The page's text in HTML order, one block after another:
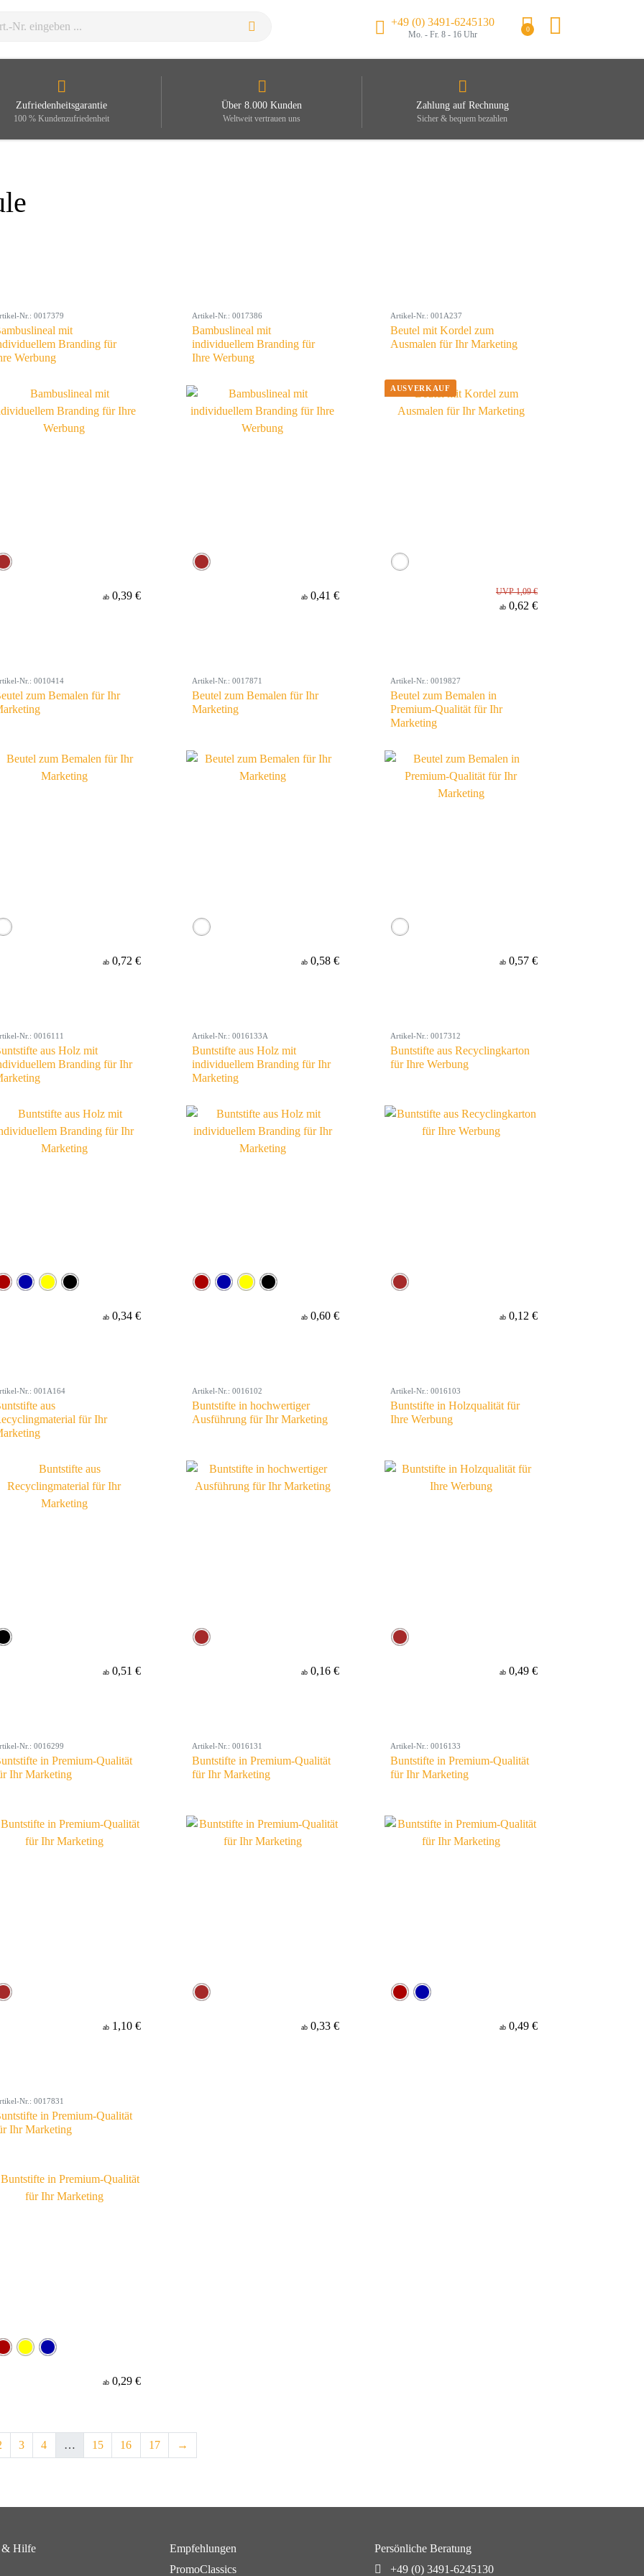
+49 (0) 3491-6245130
Mo. - Fr. 8 - 16 Uhr
0
Zufriedenheitsgarantie
100 % Kundenzufriedenheit
Über 8.000 Kunden
Weltweit vertrauen uns
Zahlung auf Rechnung
Sicher & bequem bezahlen
Nr.: 0017379
mit
Branding für
Werbung
ab 0,39 €
Artikel-Nr.: 0017386
Bambuslineal mit
individuellem Branding für
Ihre Werbung
ab 0,41 €
Artikel-Nr.: 001A237
Beutel mit Kordel zum
Ausmalen für Ihr Marketing
UVP 1,09 €
ab 0,62 €
Nr.: 0010414
zum Bemalen für Ihr
ab 0,72 €
Artikel-Nr.: 0017871
Beutel zum Bemalen für Ihr
Marketing
ab 0,58 €
Artikel-Nr.: 0019827
Beutel zum Bemalen in
Premium-Qualität für Ihr
Marketing
ab 0,57 €
Nr.: 0016111
aus Holz mit
Branding für Ihr
ab 0,34 €
Artikel-Nr.: 0016133A
Buntstifte aus Holz mit
individuellem Branding für Ihr
Marketing
ab 0,60 €
Artikel-Nr.: 0017312
Buntstifte aus Recyclingkarton
für Ihre Werbung
ab 0,12 €
Nr.: 001A164
aus
für Ihr
ab 0,51 €
Artikel-Nr.: 0016102
Buntstifte in hochwertiger
Ausführung für Ihr Marketing
ab 0,16 €
Artikel-Nr.: 0016103
Buntstifte in Holzqualität für
Ihre Werbung
ab 0,49 €
Nr.: 0016299
in Premium-Qualität
Ihr Marketing
ab 1,10 €
Artikel-Nr.: 0016131
Buntstifte in Premium-Qualität
für Ihr Marketing
ab 0,33 €
Artikel-Nr.: 0016133
Buntstifte in Premium-Qualität
für Ihr Marketing
ab 0,49 €
Nr.: 0017831
in Premium-Qualität
Ihr Marketing
ab 0,29 €
3 4 … 15 16 17 →
& Hilfe
Empfehlungen
PromoClassics
Persönliche Beratung
+49 (0) 3491-6245130